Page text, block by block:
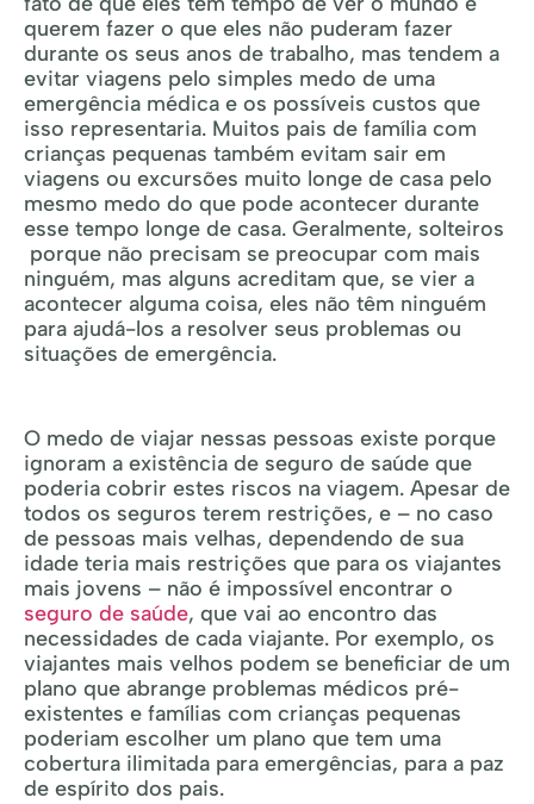
querem fazer o que eles não puderam fazer
durante os seus anos de trabalho, mas tendem a
evitar viagens pelo simples medo de uma
emergência médica e os possíveis custos que
isso representaria. Muitos pais de família com
crianças pequenas também evitam sair em
viagens ou excursões muito longe de casa pelo
mesmo medo do que pode acontecer durante
esse tempo longe de casa. Geralmente, solteiros
porque não precisam se preocupar com mais
ninguém, mas alguns acreditam que, se vier a
acontecer alguma coisa, eles não têm ninguém
para ajudá-los a resolver seus problemas ou
situações de emergência.
O medo de viajar nessas pessoas existe porque
ignoram a existência de seguro de saúde que
poderia cobrir estes riscos na viagem. Apesar de
todos os seguros terem restrições, e – no caso
de pessoas mais velhas, dependendo de sua
idade teria mais restrições que para os viajantes
mais jovens – não é impossível encontrar o
seguro de saúde, que vai ao encontro das
necessidades de cada viajante. Por exemplo, os
viajantes mais velhos podem se beneficiar de um
plano que abrange problemas médicos pré-
existentes e famílias com crianças pequenas
poderiam escolher um plano que tem uma
cobertura ilimitada para emergências, para a paz
de espírito dos pais.